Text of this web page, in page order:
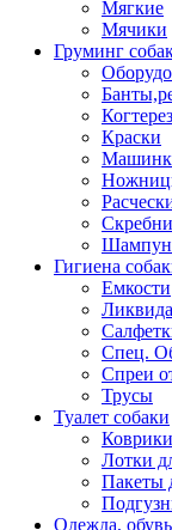
Мягкие
Мячики
Груминг
Краски
Гигиена
Емкости
Спец.
Спреи
Трусы
Туалет собаки
Коврики
Лотки
Пакеты
Одежда, обувь